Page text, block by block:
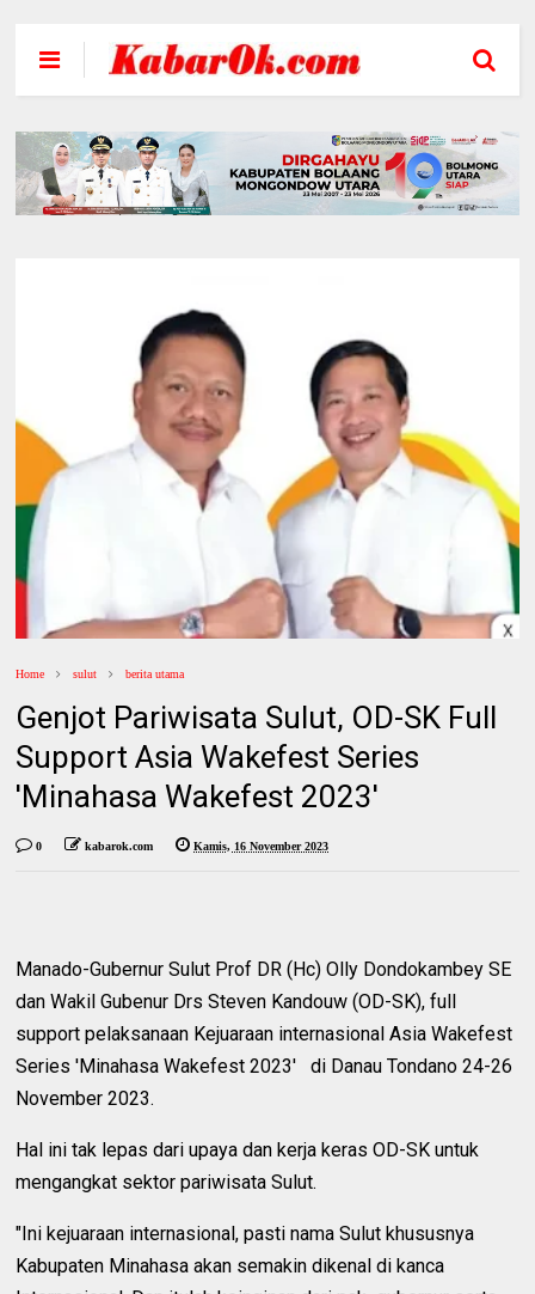
Home sulut berita utama
Genjot Pariwisata Sulut, OD-SK Full
Support Asia Wakefest Series
'Minahasa Wakefest 2023'
0 kabarok.com Kamis, 16 November 2023
Manado-Gubernur Sulut Prof DR (Hc) Olly Dondokambey SE
dan Wakil Gubenur Drs Steven Kandouw (OD-SK), full
support pelaksanaan Kejuaraan internasional Asia Wakefest
Series 'Minahasa Wakefest 2023' di Danau Tondano 24-26
November 2023.
Hal ini tak lepas dari upaya dan kerja keras OD-SK untuk
mengangkat sektor pariwisata Sulut.
"Ini kejuaraan internasional, pasti nama Sulut khususnya
Kabupaten Minahasa akan semakin dikenal di kanca